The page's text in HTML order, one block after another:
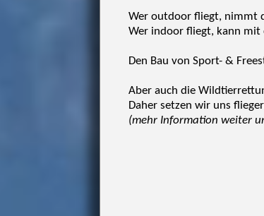
Wer outdoor fliegt, nimmt
Wer indoor fliegt, kann mit
Den Bau von Sport- &
Aber auch die
Daher setzen wir uns
(mehr Information weiter